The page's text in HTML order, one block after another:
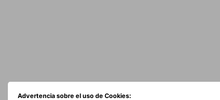
Advertencia sobre el uso de Cookies: